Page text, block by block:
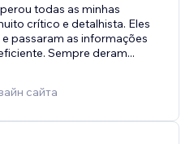
todas as minhas
crítico e detalhista. Eles
passaram as informações
Sempre deram...
сайта